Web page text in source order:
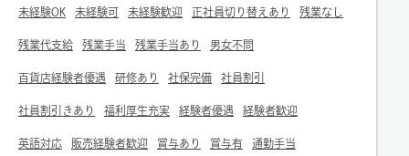
未経験OK 未経験可 未経験歓迎 正社員切り替えあり 残業なし
残業代支給 残業手当 残業手当あり 男女不問
百貨店経験者優遇 研修あり 社保完備 社員割引
社員割引きあり 福利厚生充実 経験者優遇 経験者歓迎
英語対応 販売経験者歓迎 賞与あり 賞与有 通勤手当